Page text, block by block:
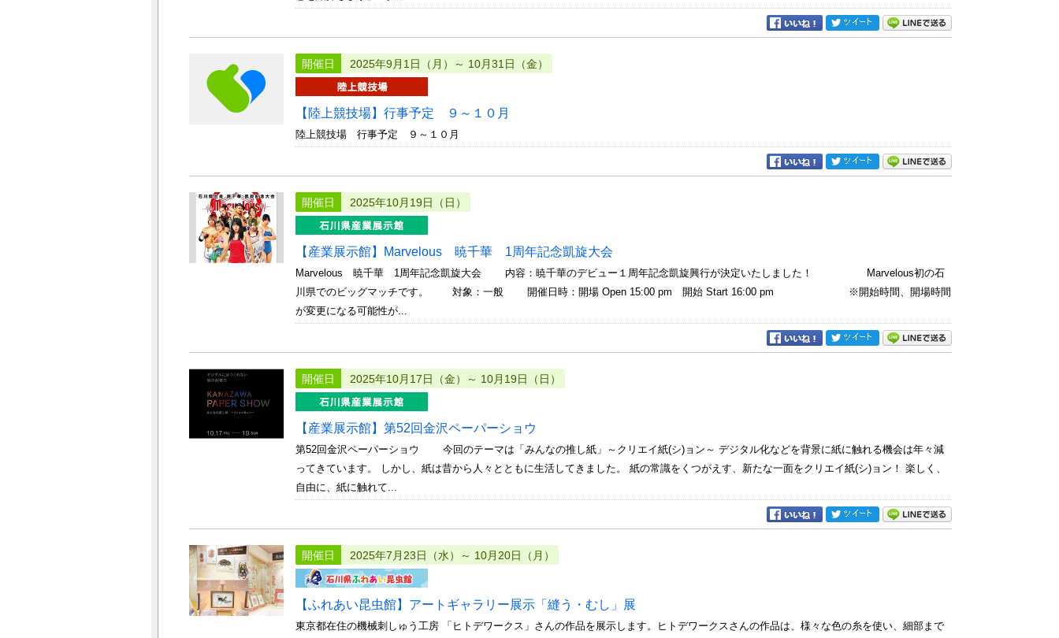
開催日 2025年9月1日（月）～ 10月31日（金）
【陸上競技場】行事予定 ９～１０月
陸上競技場 行事予定 ９～１０月
開催日 2025年10月19日（日）
【産業展示館】Marvelous 暁千華 1周年記念凱旋大会
Marvelous 暁千華 1周年記念凱旋大会 内容：暁千華のデビュー１周年記念凱旋興行が決定いたしました！ Marvelous初の石
川県でのビッグマッチです。 対象：一般 開催日時：開場 Open 15:00 pm 開始 Start 16:00 pm ※開始時間、開場時間
が変更になる可能性が...
開催日 2025年10月17日（金）～ 10月19日（日）
【産業展示館】第52回金沢ペーパーショウ
第52回金沢ペーパーショウ 今回のテーマは「みんなの推し紙」～クリエイ紙(シ)ョン～ デジタル化などを背景に紙に触れる機会は年々減
ってきています。 しかし、紙は昔から人々とともに生活してきました。 紙の常識をくつがえす、新たな一面をクリエイ紙(シ)ョン！ 楽しく、
自由に、紙に触れて...
開催日 2025年7月23日（水）～ 10月20日（月）
【ふれあい昆虫館】アートギャラリー展示「縫う・むし」展
東京都在住の機械刺しゅう工房 「ヒトデワークス」さんの作品を展示します。ヒトデワークスさんの作品は、様々な色の糸を使い、細部まで